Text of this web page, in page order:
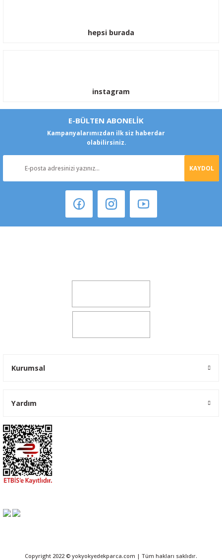
hepsi burada
instagram
E-BÜLTEN ABONELİK
Kampanyalarımızdan ilk siz haberdar
olabilirsiniz.
KAYDOL
Kurumsal
Yardım
Copyright 2022 © yokyokyedekparca.com | Tüm hakları saklıdır.